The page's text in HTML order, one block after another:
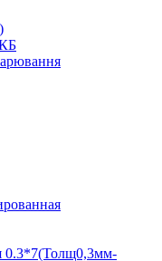
0.3*7(Толщ0,3мм-